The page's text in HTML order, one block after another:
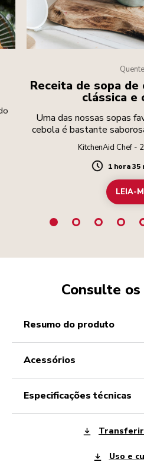
Quente
Receita de sopa
clássica e
Uma das nossas sopas
cebola é bastante
de
KitchenAid Chef -
Duration
1 hora 35
LEIA-
Consulte
resumo do produto
acessórios
especificações técnicas
Uso e